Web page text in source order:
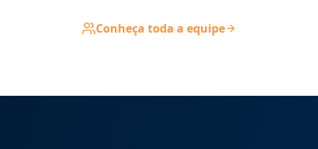
Conheça toda a equipe